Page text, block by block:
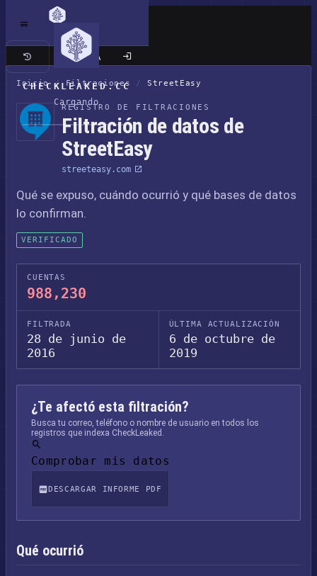
CHECKLEAKED.CC
Cargando
Sitio clásico
Inicio / Filtraciones / StreetEasy
REGISTRO DE FILTRACIONES
Filtración de datos de
StreetEasy
streeteasy.com
Qué se expuso, cuándo ocurrió y qué bases de datos
lo confirman.
VERIFICADO
CUENTAS
988,230
FILTRADA
28 de junio de
2016
ÚLTIMA ACTUALIZACIÓN
6 de octubre de
2019
¿Te afectó esta filtración?
Busca tu correo, teléfono o nombre de usuario en todos los
registros que indexa CheckLeaked.
Comprobar mis datos
DESCARGAR INFORME PDF
Qué ocurrió